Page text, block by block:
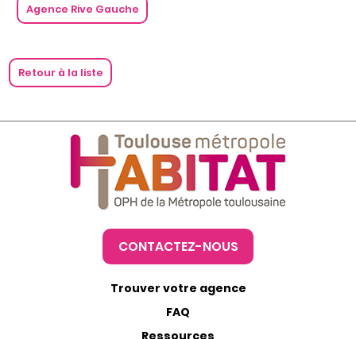
Agence Rive Gauche
Retour à la liste
CONTACTEZ-NOUS
Trouver votre agence
FAQ